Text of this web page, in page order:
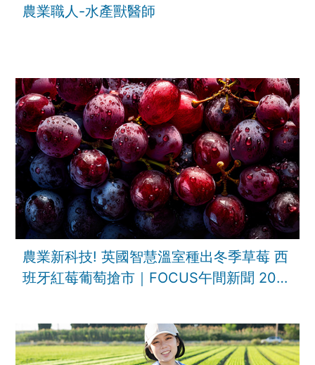
農業職人-水產獸醫師
農業新科技! 英國智慧溫室種出冬季草莓 西
班牙紅莓葡萄搶市｜FOCUS午間新聞 202